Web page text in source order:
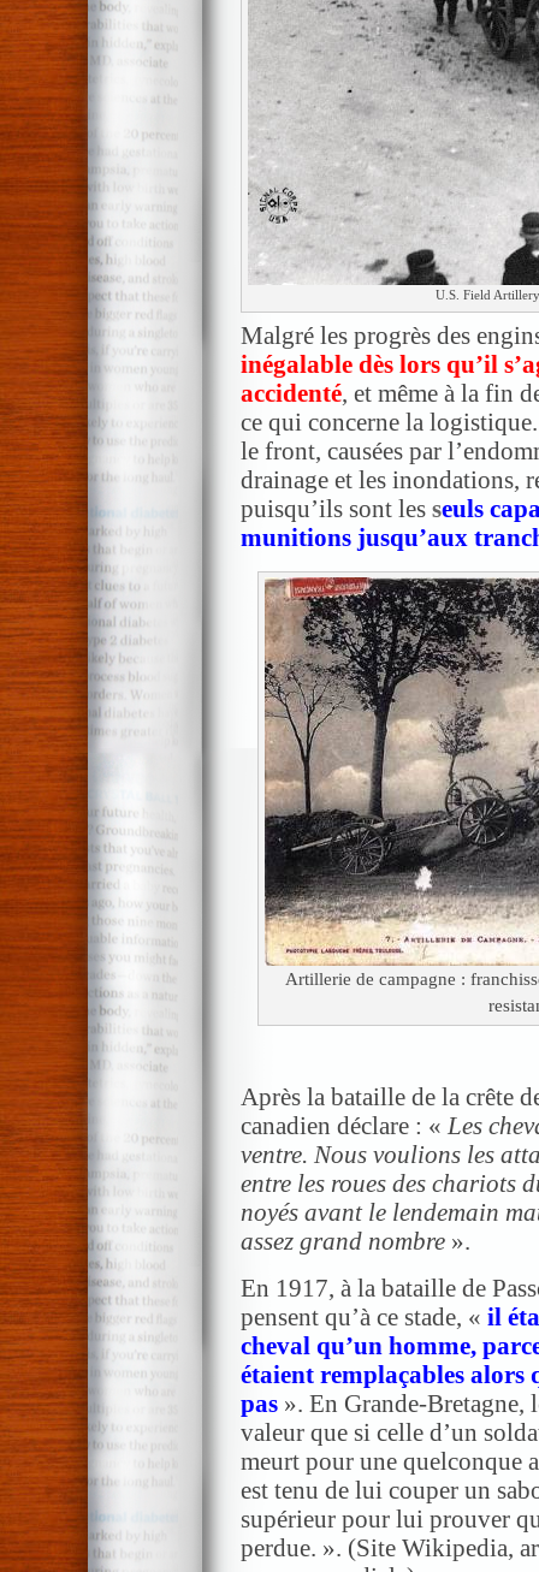
U.S. Field
Malgré les progrès des
inégalable dès lors qu’il
accidenté, et même à la fin
ce qui concerne la
le front, causées par
drainage et les inondations,
puisqu’ils sont les seuls
munitions jusqu’aux
Artillerie de campagne :
Après la bataille de la crête
canadien déclare : « Les
ventre. Nous voulions les
entre les roues des chariots
noyés avant le lendemain
assez grand nombre ».
En 1917, à la bataille de
pensent qu’à ce stade, « il
cheval qu’un homme,
étaient remplaçables alors
pas ». En Grande-Bretagne,
valeur que si celle d’un
meurt pour une quelconque
est tenu de lui couper un
supérieur pour lui prouver
perdue. ». (Site Wikipedia,